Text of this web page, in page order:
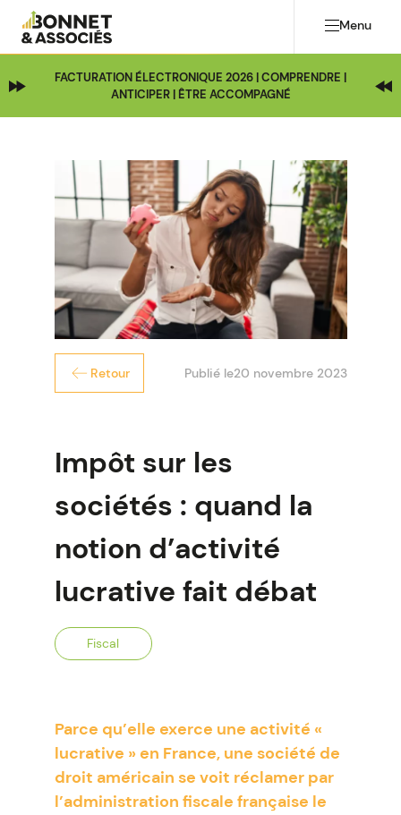
Menu
FACTURATION ÉLECTRONIQUE 2026 | COMPRENDRE |
ANTICIPER | ÊTRE ACCOMPAGNÉ
Retour Publié le20 novembre 2023
Impôt sur les
sociétés : quand la
notion d’activité
lucrative fait débat
Fiscal
Parce qu’elle exerce une activité «
lucrative » en France, une société de
droit américain se voit réclamer par
l’administration fiscale française le